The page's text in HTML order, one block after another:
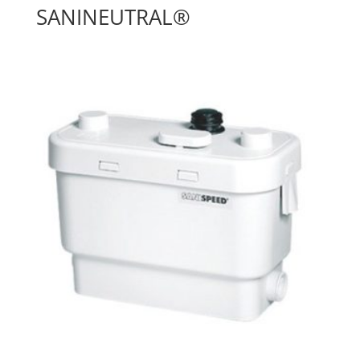
SANINEUTRAL®